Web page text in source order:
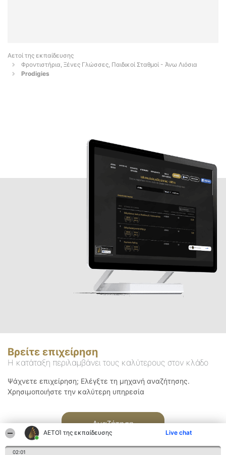
ΑΕΤΟΊ της εκπαίδευσης Live chat
02:01
Αετοί της εκπαίδευσης
Φροντιστήρια, Ξένες Γλώσσες, Παιδικοί Σταθμοί - Άνω Λιόσια
Prodigies
Βρείτε επιχείρηση
Η κατάταξη περιλαμβάνει τους καλύτερους στον κλάδο
Ψάχνετε επιχείρηση; Ελέγξτε τη μηχανή αναζήτησης.
Χρησιμοποιήστε την καλύτερη υπηρεσία
Αναζήτηση